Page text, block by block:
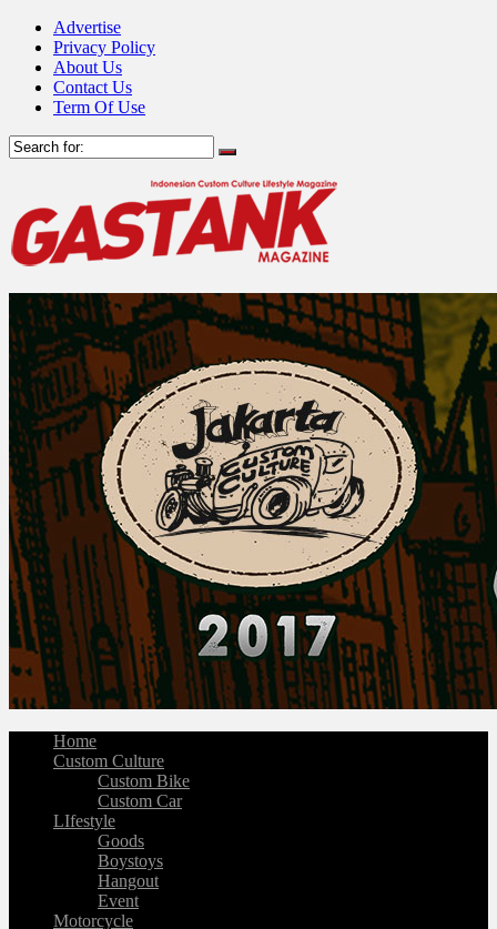
Advertise
Privacy Policy
About Us
Contact Us
Term Of Use
Home
Custom Culture
Custom Bike
Custom Car
LIfestyle
Goods
Boystoys
Hangout
Event
Motorcycle